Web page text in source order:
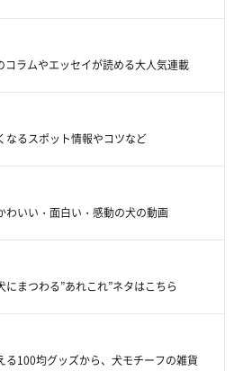
コラムやエッセイが読める大人気連載
なるスポット情報やコツなど
わいい・面白い・感動の犬の動画
まつわる”あれこれ”ネタはこちら
る100均グッズから、犬モチーフの雑貨